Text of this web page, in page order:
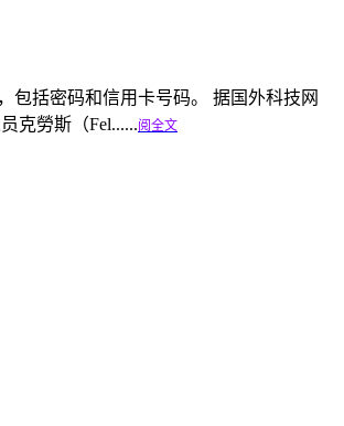
包括密码和信用卡号码。 据国外科技网
克勞斯（Fel......阅全文